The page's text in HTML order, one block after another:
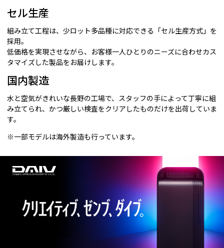
セル生産
組み立て工程は、少ロット多品種に対応できる「セル生産方式」を
採用。
低価格を実現させながら、お客様一人ひとりのニーズに合わせカス
タマイズした製品をお届けします。
国内製造
水と空気がきれいな長野の工場で、スタッフの手によって丁寧に組
み立てられ、かつ厳しい検査をクリアしたものだけを出荷していま
す。
※一部モデルは海外製造も行っています。